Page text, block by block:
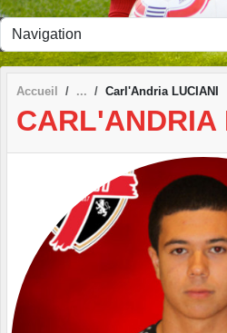
Accueil Carl'Andria LUCIANI
CARL'ANDRIA